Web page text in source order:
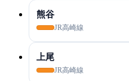
熊谷
JR高崎線
上尾
JR高崎線